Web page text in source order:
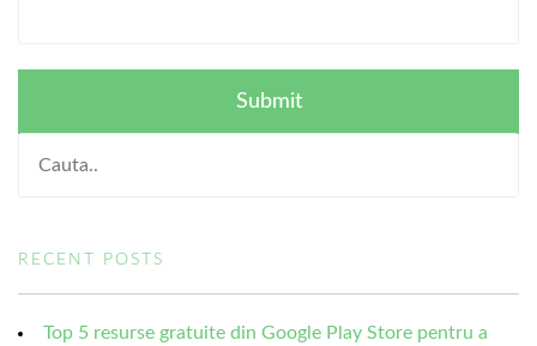
RECENT POSTS
Top 5 resurse gratuite din Google Play Store pentru a